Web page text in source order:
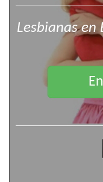
Lesbianas en